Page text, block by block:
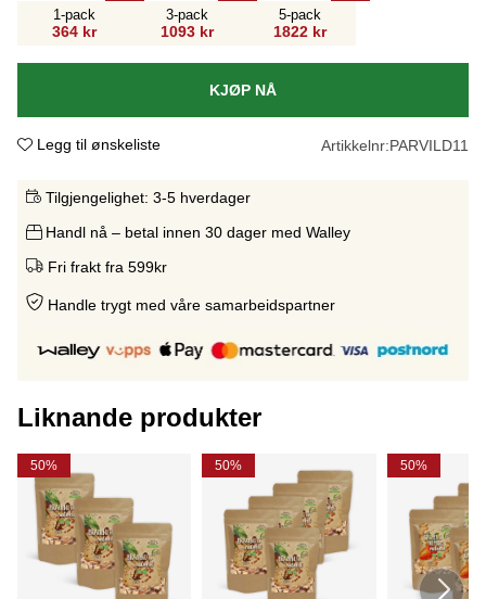
1-pack
364 kr
3-pack
1093 kr
5-pack
1822 kr
KJØP NÅ
Legg til ønskeliste Artikkelnr:PARVILD11
Tilgjengelighet: 3-5 hverdager
Handl nå – betal innen 30 dager med Walley
Fri frakt fra 599kr
Handle trygt med våre samarbeidspartner
Liknande produkter
50% 50% 50%